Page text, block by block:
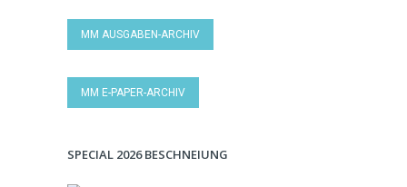
MM AUSGABEN-ARCHIV
MM E-PAPER-ARCHIV
SPECIAL 2026 BESCHNEIUNG